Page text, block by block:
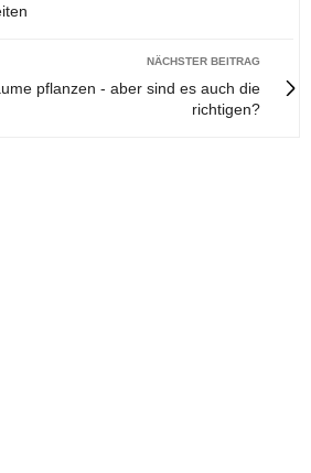
NÄCHSTER BEITRAG
pflanzen - aber sind es auch die
richtigen?